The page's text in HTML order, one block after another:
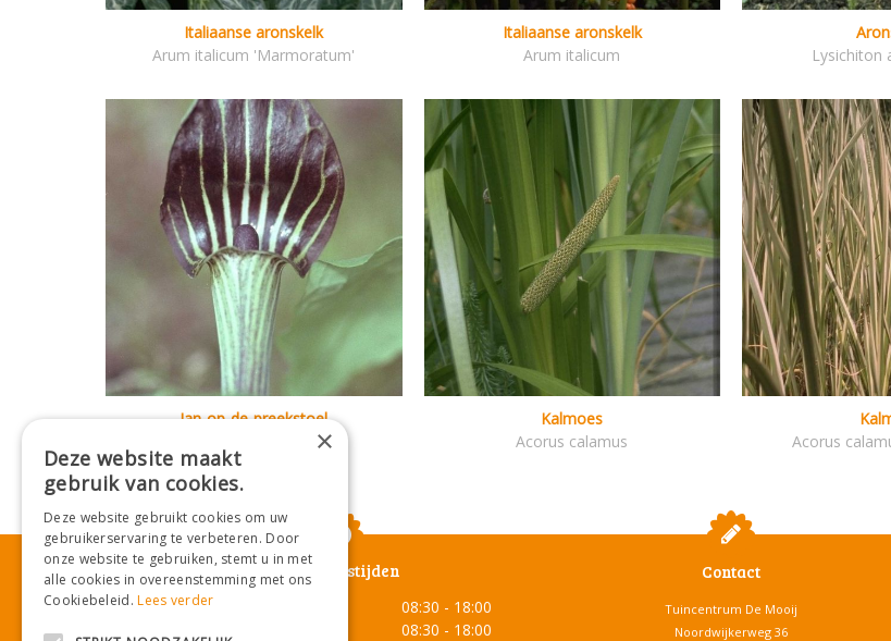
Italiaanse aronskelk
Arum italicum 'Marmoratum'
Italiaanse aronskelk
Arum italicum
Lysichiton
Jan-op-de-preekstoel
Arisaema triphyllum
Kalmoes
Acorus calamus
Acorus
Openingstijden
Maandag
08:30 - 18:00
08:30 - 18:00
Contact
Tuincentrum De Mooij
Noordwijkerweg 36
×
Deze website maakt
gebruik van cookies.
Deze website gebruikt cookies om uw
gebruikerservaring te verbeteren. Door
onze website te gebruiken, stemt u in met
alle cookies in overeenstemming met ons
Cookiebeleid.Lees verder